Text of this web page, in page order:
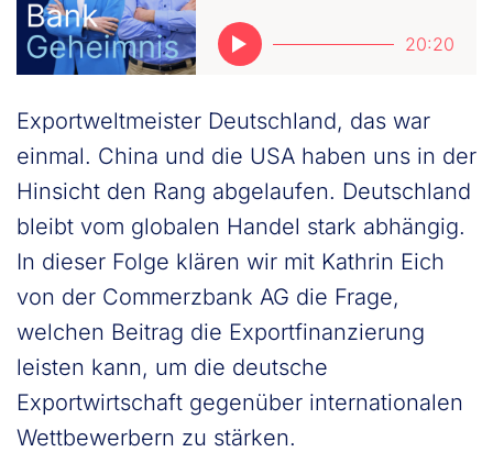
20:20
Exportweltmeister Deutschland, das war
einmal. China und die USA haben uns in der
Hinsicht den Rang abgelaufen. Deutschland
bleibt vom globalen Handel stark abhängig.
In dieser Folge klären wir mit Kathrin Eich
von der Commerzbank AG die Frage,
welchen Beitrag die Exportfinanzierung
leisten kann, um die deutsche
Exportwirtschaft gegenüber internationalen
Wettbewerbern zu stärken.